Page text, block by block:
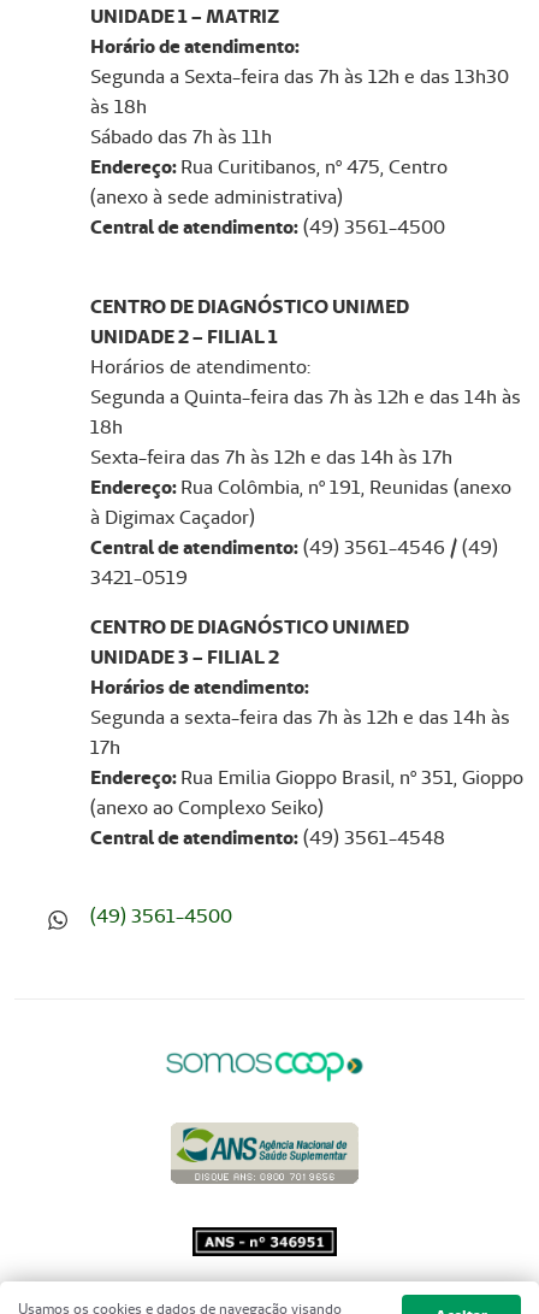
UNIDADE 1 – MATRIZ
Horário de atendimento:
Segunda a Sexta-feira das 7h às 12h e das 13h30
às 18h
Sábado das 7h às 11h
Endereço:Rua Curitibanos, nº 475, Centro
(anexo à sede administrativa)
Central de atendimento:(49) 3561-4500
CENTRO DE DIAGNÓSTICO UNIMED
UNIDADE 2 – FILIAL 1
Horários de atendimento:
Segunda a Quinta-feira das 7h às 12h e das 14h às
18h
Sexta-feira das 7h às 12h e das 14h às 17h
Endereço:Rua Colômbia, nº 191, Reunidas (anexo
à Digimax Caçador)
Central de atendimento:(49) 3561-4546 / (49)
3421-0519
CENTRO DE DIAGNÓSTICO UNIMED
UNIDADE 3 – FILIAL 2
Horários de atendimento:
Segunda a sexta-feira das 7h às 12h e das 14h às
17h
Endereço:Rua Emilia Gioppo Brasil, nº 351, Gioppo
(anexo ao Complexo Seiko)
Central de atendimento:(49) 3561-4548
(49) 3561-4500
Copyright 2001 - 2026 Unimed do
Usamos os cookies e dados de navegação visando